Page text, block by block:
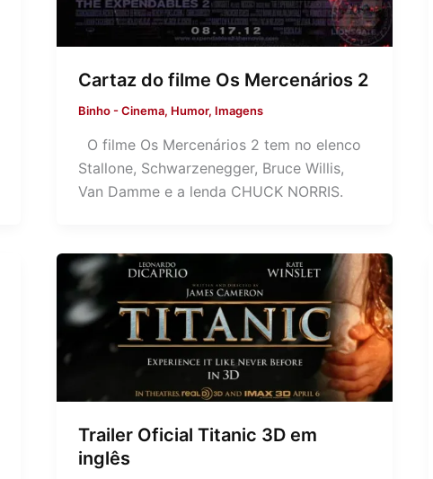
Cartaz do filme Os Mercenários 2
Binho-Cinema, Humor, Imagens
O filme Os Mercenários 2 tem no elenco
Stallone, Schwarzenegger, Bruce Willis,
Van Damme e a lenda CHUCK NORRIS.
Trailer Oficial Titanic 3D em
inglês